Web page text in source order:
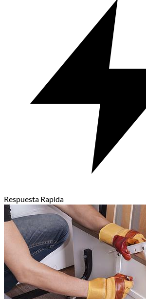
Respuesta Rapida